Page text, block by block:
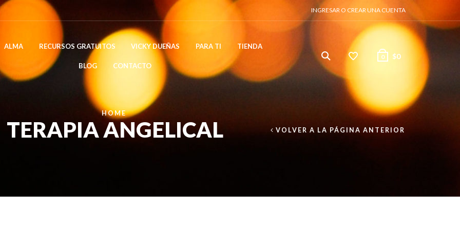
INGRESAR O CREAR UNA CUENTA
ALMA RECURSOS GRATUITOS VICKY DUEÑAS PARA TI TIENDA
BLOG CONTACTO
0 $0
HOME
VOLVER A LA PÁGINA ANTERIOR
TERAPIA ANGELICAL